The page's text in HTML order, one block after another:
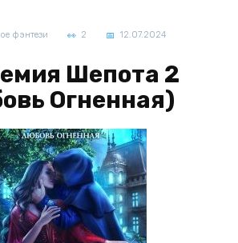
фэнтези 2 12.07.2024
Шепота 2
Огненная)